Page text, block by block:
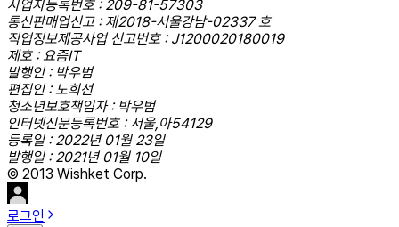
사업자등록번호 : 209-81-57303
통신판매업신고 : 제2018-서울강남-02337 호
직업정보제공사업 신고번호 : J1200020180019
제호 : 요즘IT
발행인 : 박우범
편집인 : 노희선
청소년보호책임자 : 박우범
인터넷신문등록번호 : 서울,아54129
등록일 : 2022년 01월 23일
발행일 : 2021년 01월 10일
© 2013 Wishket Corp.
로그인